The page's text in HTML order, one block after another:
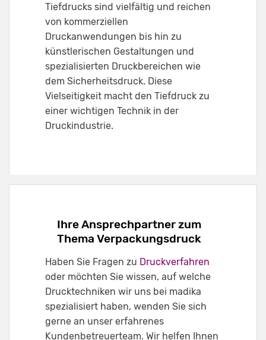
Tiefdrucks sind vielfältig und reichen
von kommerziellen
Druckanwendungen bis hin zu
künstlerischen Gestaltungen und
spezialisierten Druckbereichen wie
dem Sicherheitsdruck. Diese
Vielseitigkeit macht den Tiefdruck zu
einer wichtigen Technik in der
Druckindustrie.
Ihre Ansprechpartner zum
Thema Verpackungsdruck
Haben Sie Fragen zu Druckverfahren
oder möchten Sie wissen, auf welche
Drucktechniken wir uns bei madika
spezialisiert haben, wenden Sie sich
gerne an unser erfahrenes
Kundenbetreuerteam. Wir helfen Ihnen